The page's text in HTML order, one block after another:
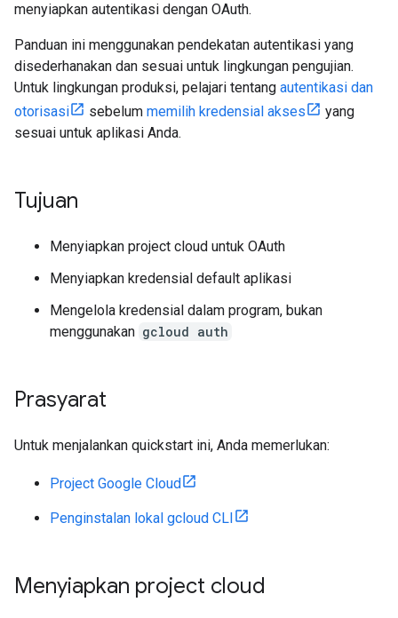
menyiapkan autentikasi dengan OAuth.
Panduan ini menggunakan pendekatan autentikasi yang
disederhanakan dan sesuai untuk lingkungan pengujian.
Untuk lingkungan produksi, pelajari tentang autentikasi dan
otorisasi
sebelum memilih kredensial akses
yang
sesuai untuk aplikasi Anda.
Tujuan
Menyiapkan project cloud untuk OAuth
Menyiapkan kredensial default aplikasi
Mengelola kredensial dalam program, bukan
menggunakan gcloud auth
Prasyarat
Untuk menjalankan quickstart ini, Anda memerlukan:
Project Google Cloud
Penginstalan lokal gcloud CLI
Menyiapkan project cloud